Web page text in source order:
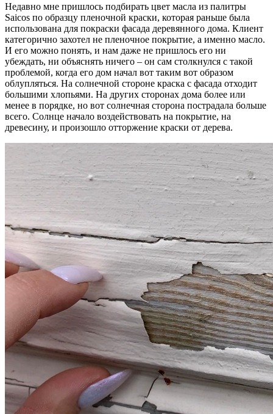
Недавно мне пришлось подбирать цвет масла из палитры
Saicos по образцу пленочной краски, которая раньше была
использована для покраски фасада деревянного дома. Клиент
категорично захотел не пленочное покрытие, а именно масло.
И его можно понять, и нам даже не пришлось его ни
убеждать, ни объяснять ничего – он сам столкнулся с такой
проблемой, когда его дом начал вот таким вот образом
облупляться. На солнечной стороне краска с фасада отходит
большими хлопьями. На других сторонах дома более или
менее в порядке, но вот солнечная сторона пострадала больше
всего. Солнце начало воздействовать на покрытие, на
древесину, и произошло отторжение краски от дерева.